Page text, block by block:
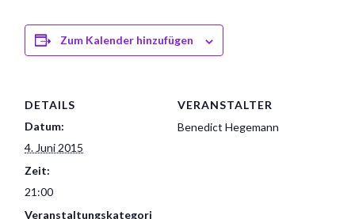
Zum Kalender hinzufügen
DETAILS
Datum:
4. Juni 2015
Zeit:
21:00
Veranstaltungskategori
VERANSTALTER
Benedict Hegemann